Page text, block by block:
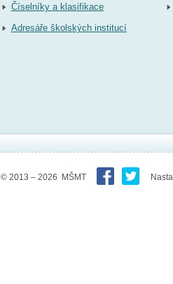
Číselníky a klasifikace
Adresáře školských institucí
© 2013 – 2026 MŠMT